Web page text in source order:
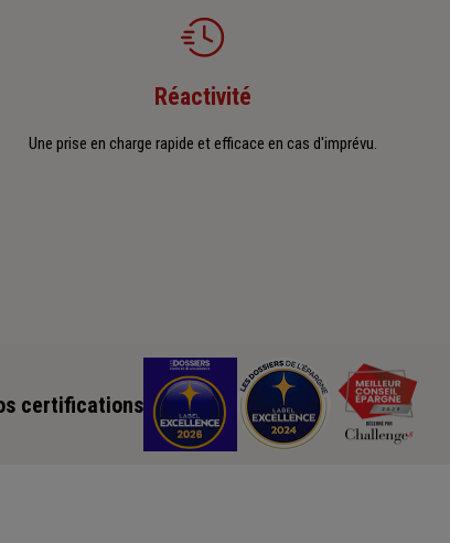
Réactivité
Une prise en charge rapide et efficace en cas d'imprévu.
certifications